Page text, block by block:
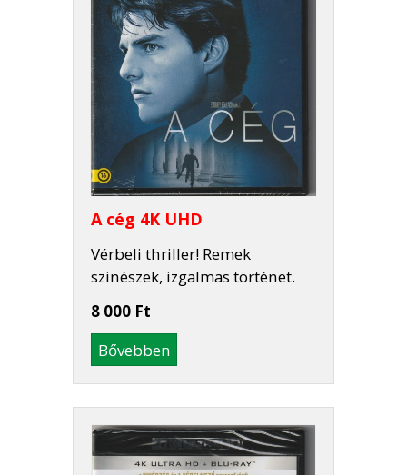
A cég 4K UHD
Vérbeli thriller! Remek
szinészek, izgalmas történet.
8 000 Ft
Bővebben